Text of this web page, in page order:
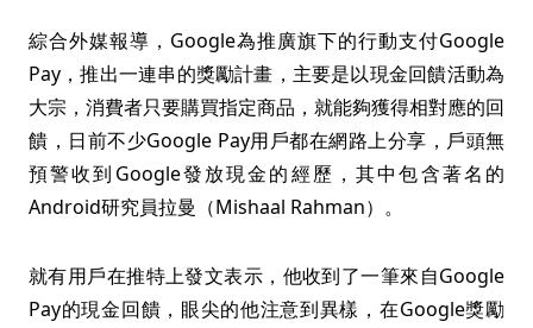
綜合外媒報導，Google為推廣旗下的行動支付Google
Pay，推出一連串的獎勵計畫，主要是以現金回饋活動為
大宗，消費者只要購買指定商品，就能夠獲得相對應的回
饋，日前不少Google Pay用戶都在網路上分享，戶頭無
預警收到Google發放現金的經歷，其中包含著名的
Android研究員拉曼（Mishaal Rahman）。
就有用戶在推特上發文表示，他收到了一筆來自Google
Pay的現金回饋，眼尖的他注意到異樣，在Google獎勵